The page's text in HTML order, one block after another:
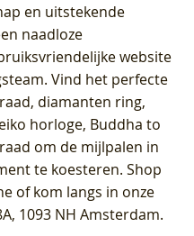
en uitstekende
naadloze
website
Vind het perfecte
diamanten ring,
horloge, Buddha to
om de mijlpalen in
te koesteren. Shop
of kom langs in onze
1093 NH Amsterdam.